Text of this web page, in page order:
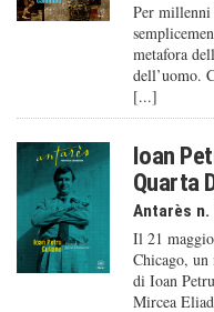
Per millenni
metafora
dell’uomo.
[...]
Ioan
Quarta
Antarès n.
Il 21
Chicago, un
di Ioan
Mircea